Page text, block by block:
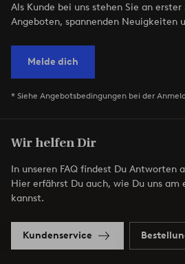
Als Kunde bei uns stehen Sie an
Angeboten, spannenden Neuigkeiten
Melde dich
* Siehe Angebotsbedingungen bei der
Wir helfen Dir
In unseren FAQ findest Du Antworten
Hier erfährst Du auch, wie Du uns
kannst.
Kundenservice